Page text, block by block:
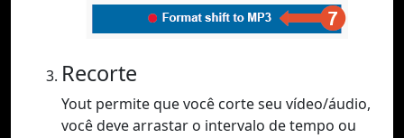
Recorte
Yout permite que você corte seu vídeo/áudio,
você deve arrastar o intervalo de tempo ou